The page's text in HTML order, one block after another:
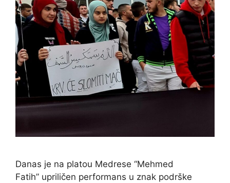
Danas je na platou Medrese “Mehmed
Fatih” upriličen performans u znak podrške